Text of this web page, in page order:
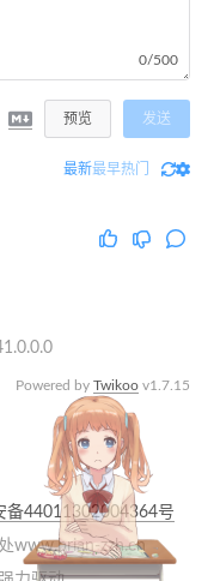
0/500
预览 发送
最新最早热门
Powered by Twikoo v1.7.15
备44011302004364号
www.brian-zzh.cn